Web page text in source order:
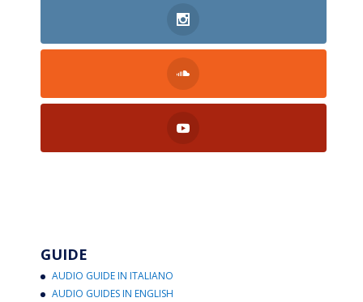
GUIDE
AUDIO GUIDE IN ITALIANO
AUDIO GUIDES IN ENGLISH